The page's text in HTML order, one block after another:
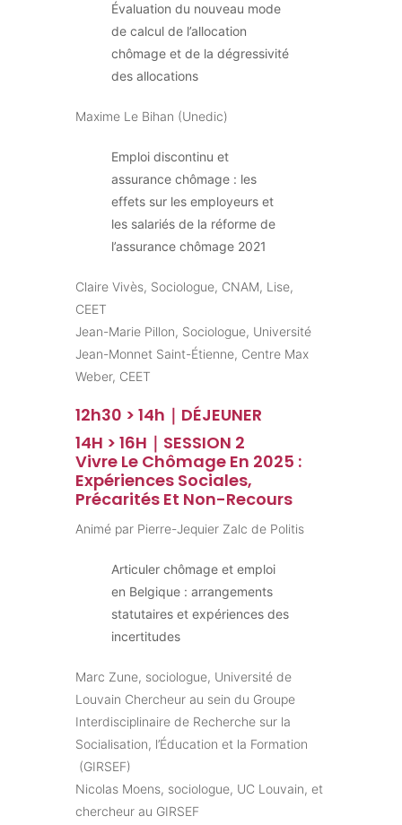
Évaluation du nouveau mode
de calcul de l’allocation
chômage et de la dégressivité
des allocations
Maxime Le Bihan (Unedic)
Emploi discontinu et
assurance chômage : les
effets sur les employeurs et
les salariés de la réforme de
l’assurance chômage 2021
Claire Vivès, Sociologue, CNAM, Lise,
CEET
Jean-Marie Pillon, Sociologue, Université
Jean-Monnet Saint-Étienne, Centre Max
Weber, CEET
12h30 > 14h｜DÉJEUNER
14H > 16H｜SESSION 2
Vivre Le Chômage En 2025 :
Expériences Sociales,
Précarités Et Non-Recours
Animé par Pierre-Jequier Zalc de Politis
Articuler chômage et emploi
en Belgique : arrangements
statutaires et expériences des
incertitudes
Marc Zune, sociologue, Université de
Louvain Chercheur au sein du Groupe
Interdisciplinaire de Recherche sur la
Socialisation, l’Éducation et la Formation
(GIRSEF)
Nicolas Moens, sociologue, UC Louvain, et
chercheur au GIRSEF